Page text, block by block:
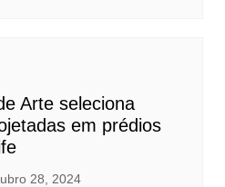
Arte seleciona
em prédios
28, 2024